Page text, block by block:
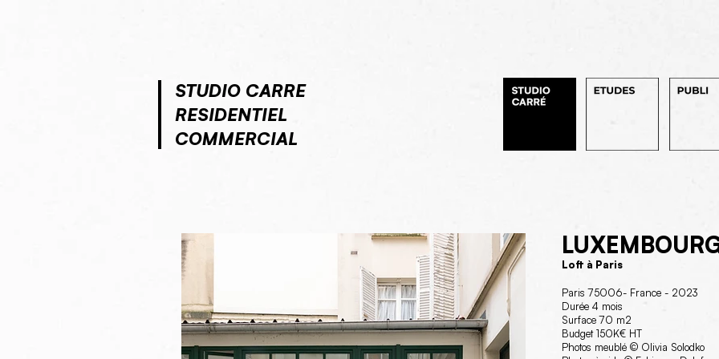
Loft à Paris
Paris 75006- France - 2023
Durée 4 mois
Surface 70 m2
Budget 150K€ HT
Photos meublé © Olivia Solodko
STUDIO CARRE
RESIDENTIEL
COMMERCIAL